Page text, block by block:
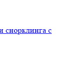
снорклинга с